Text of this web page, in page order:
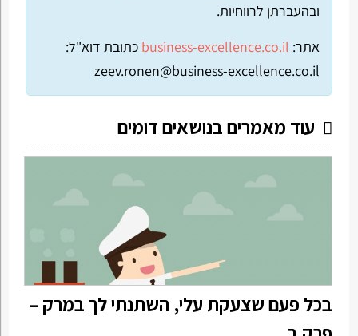
ובהעברתן לרווחיות.
אתר: business-excellence.co.il כתובת דוא"ל:
zeev.ronen@business-excellence.co.il
עוד מאמרים בנושאים דומים
בכל פעם שצעקת עלי, השתנתי לך במרק –